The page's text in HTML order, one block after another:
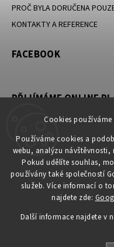
Cookies
Používáme cookies a
webu, analýzu návštěvnosti,
Pokud udělíte souhlas,
používány také společností
služeb. Více informací o
najdete zde:
Další informace najdete v
PROČ BYLA DORUČENA
KONTAKTY A REFERENCE
FACEBOOK
PŘIJÍMÁME ONLINE
KONTAKT
obchod @petromila.cz
+420704433780 ► při